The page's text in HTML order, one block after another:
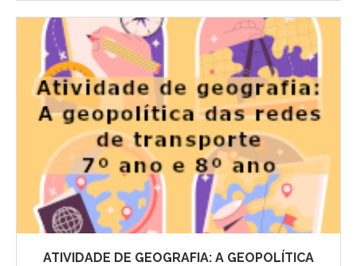
ATIVIDADE DE GEOGRAFIA: A GEOPOLÍTICA